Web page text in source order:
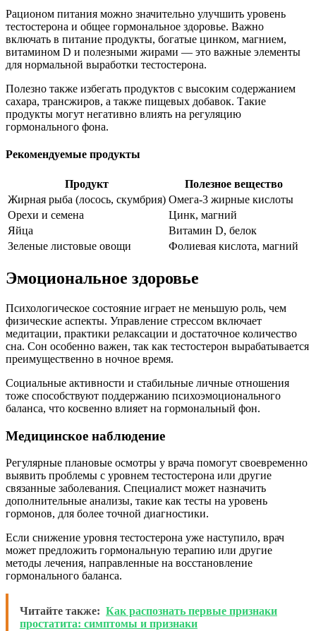
Рационом питания можно значительно улучшить уровень
тестостерона и общее гормональное здоровье. Важно
включать в питание продукты, богатые цинком, магнием,
витамином D и полезными жирами — это важные элементы
для нормальной выработки тестостерона.
Полезно также избегать продуктов с высоким содержанием
сахара, трансжиров, а также пищевых добавок. Такие
продукты могут негативно влиять на регуляцию
гормонального фона.
Рекомендуемые продукты
Продукт
Полезное вещество
Жирная рыба (лосось, скумбрия) Омега-3 жирные кислоты
Орехи и семена
Цинк, магний
Яйца
Витамин D, белок
Зеленые листовые овощи
Фолиевая кислота, магний
Эмоциональное здоровье
Психологическое состояние играет не меньшую роль, чем
физические аспекты. Управление стрессом включает
медитации, практики релаксации и достаточное количество
сна. Сон особенно важен, так как тестостерон вырабатывается
преимущественно в ночное время.
Социальные активности и стабильные личные отношения
тоже способствуют поддержанию психоэмоционального
баланса, что косвенно влияет на гормональный фон.
Медицинское наблюдение
Регулярные плановые осмотры у врача помогут своевременно
выявить проблемы с уровнем тестостерона или другие
связанные заболевания. Специалист может назначить
дополнительные анализы, такие как тесты на уровень
гормонов, для более точной диагностики.
Если снижение уровня тестостерона уже наступило, врач
может предложить гормональную терапию или другие
методы лечения, направленные на восстановление
гормонального баланса.
Читайте также: Как распознать первые признаки
простатита: симптомы и признаки